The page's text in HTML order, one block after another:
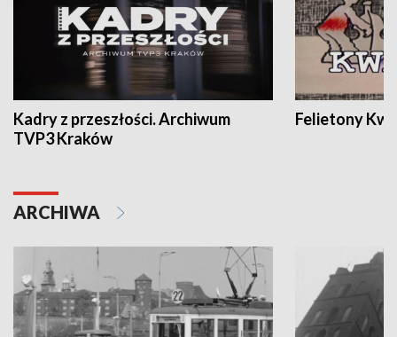
Kadry z przeszłości. Archiwum
TVP3 Kraków
Felietony
ARCHIWA